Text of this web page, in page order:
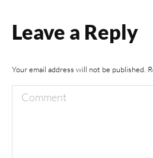
Leave a Reply
Your email address will not be published.
Comment